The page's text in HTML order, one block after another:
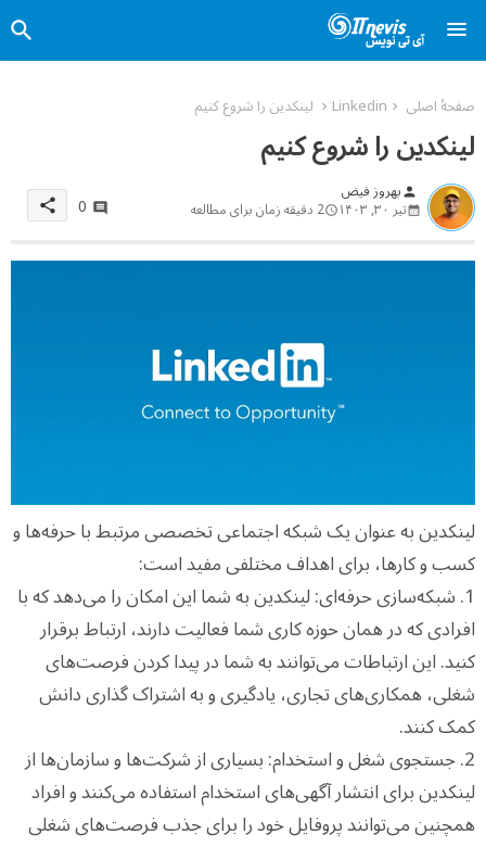
صفحهٔ اصلی Linkedin لینکدین را شروع کنیم
لینکدین را شروع کنیم
person بهروز فیض
تیر ۳۰, ۱۴۰۳ 2 دقیقه زمان برای مطالعه 0
share
لینکدین به عنوان یک شبکه اجتماعی تخصصی مرتبط با حرفه‌ها و
کسب و کارها، برای اهداف مختلفی مفید است:
1. شبکه‌سازی حرفه‌ای: لینکدین به شما این امکان را می‌دهد که با
افرادی که در همان حوزه کاری شما فعالیت دارند، ارتباط برقرار
کنید. این ارتباطات می‌توانند به شما در پیدا کردن فرصت‌های
شغلی، همکاری‌های تجاری، یادگیری و به اشتراک گذاری دانش
کمک کنند.
2. جستجوی شغل و استخدام: بسیاری از شرکت‌ها و سازمان‌ها از
لینکدین برای انتشار آگهی‌های استخدام استفاده می‌کنند و افراد
همچنین می‌توانند پروفایل خود را برای جذب فرصت‌های شغلی